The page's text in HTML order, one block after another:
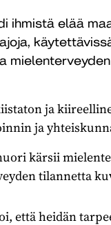
ihmistä elää
ja
ja
kärsii
tilannetta
että heidän